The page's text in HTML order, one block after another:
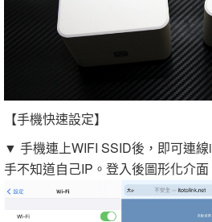
【手機快速設定】
▼ 手機連上WIFI SSID後，即可連
手不知道自己IP。登入後圖形化介面